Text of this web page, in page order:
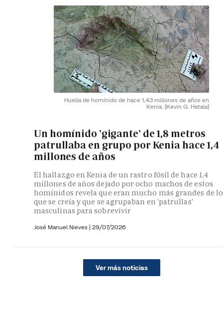
Huella de homínido de hace 1,43 millones de años en
Kenia. (Kevin G. Hatala)
Un homínido 'gigante' de 1,8 metros
patrullaba en grupo por Kenia hace 1,4
millones de años
El hallazgo en Kenia de un rastro fósil de hace 1,4
millones de años dejado por ocho machos de estos
homínidos revela que eran mucho más grandes de lo
que se creía y que se agrupaban en 'patrullas'
masculinas para sobrevivir
José Manuel Nieves | 29/07/2026
Ver más noticias